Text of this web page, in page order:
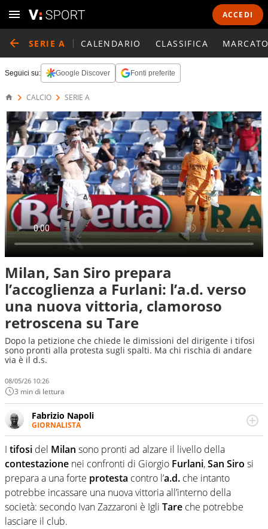
ACCEDI
SERIE A CALENDARIO CLASSIFICA
Seguici su: Google Discover Fonti preferite
CALCIO SERIE A
Milan, San Siro prepara
l’accoglienza a Furlani: l’a.d. verso
una nuova vittoria, clamoroso
retroscena su Tare
Dopo la petizione che chiede le dimissioni del dirigente i tifosi
sono pronti alla protesta sugli spalti. Ma chi rischia di andare
via è il d.s.
08/05/26 10:26
3 min di lettura
Fabrizio Napoli
GIORNALISTA
Giornalista professionista, per Virgilio Sport segue anche
il calcio ma è con la pallanuoto che esalta competenze e
passioni. Cura la comunicazione di HaBaWaBa, il più
grande festival di waterpolo per bambini al mondo
I tifosi del Milan sono pronti ad alzare il livello della
contestazione nei confronti di Giorgio Furlani,San Siro si
prepara a una forte protesta contro l’a.d. che intanto
potrebbe incassare una nuova vittoria all’interno della
società: secondo Ivan Zazzaroni è Igli Tare che potrebbe
lasciare il club.